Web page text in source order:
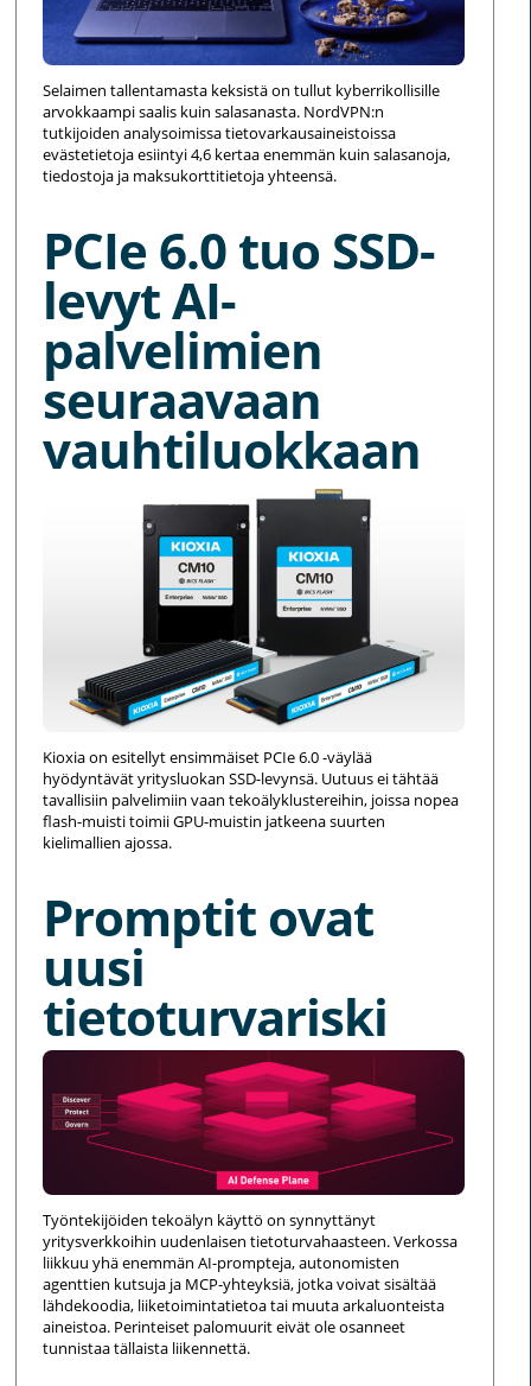
Selaimen tallentamasta keksistä on tullut kyberrikollisille
arvokkaampi saalis kuin salasanasta. NordVPN:n
tutkijoiden analysoimissa tietovarkausaineistoissa
evästetietoja esiintyi 4,6 kertaa enemmän kuin salasanoja,
tiedostoja ja maksukorttitietoja yhteensä.
PCIe 6.0 tuo SSD-
levyt AI-
palvelimien
seuraavaan
vauhtiluokkaan
Kioxia on esitellyt ensimmäiset PCIe 6.0 -väylää
hyödyntävät yritysluokan SSD-levynsä. Uutuus ei tähtää
tavallisiin palvelimiin vaan tekoälyklustereihin, joissa nopea
flash-muisti toimii GPU-muistin jatkeena suurten
kielimallien ajossa.
Promptit ovat
uusi
tietoturvariski
Työntekijöiden tekoälyn käyttö on synnyttänyt
yritysverkkoihin uudenlaisen tietoturvahaasteen. Verkossa
liikkuu yhä enemmän AI-prompteja, autonomisten
agenttien kutsuja ja MCP-yhteyksiä, jotka voivat sisältää
lähdekoodia, liiketoimintatietoa tai muuta arkaluonteista
aineistoa. Perinteiset palomuurit eivät ole osanneet
tunnistaa tällaista liikennettä.